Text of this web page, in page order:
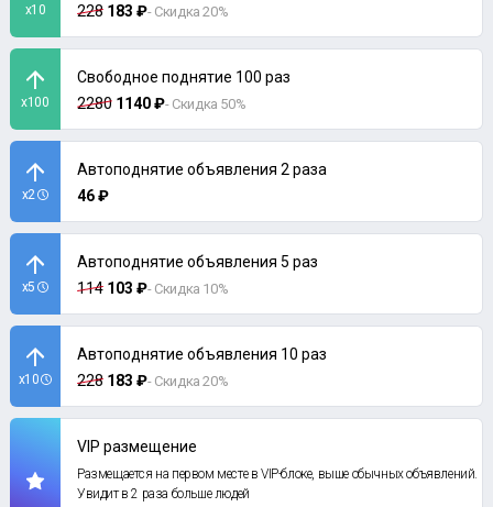
x10
228 183 ₽- Скидка 20%
x100
Свободное поднятие 100 раз
2280 1140 ₽- Скидка 50%
x2
Автоподнятие объявления 2 раза
46 ₽
x5
Автоподнятие объявления 5 раз
114 103 ₽- Скидка 10%
x10
Автоподнятие объявления 10 раз
228 183 ₽- Скидка 20%
VIP размещение
Размещается на первом месте в VIP-блоке, выше обычных объявлений.
Увидит в 2 раза больше людей